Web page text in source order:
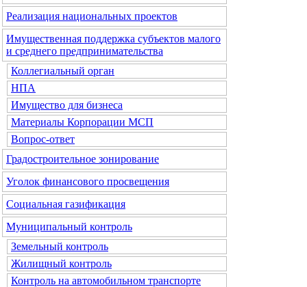
Реализация национальных проектов
Имущественная поддержка субъектов малого
и среднего предпринимательства
Коллегиальный орган
НПА
Имущество для бизнеса
Материалы Корпорации МСП
Вопрос-ответ
Градостроительное зонирование
Уголок финансового просвещения
Социальная газификация
Муниципальный контроль
Земельный контроль
Жилищный контроль
Контроль на автомобильном транспорте